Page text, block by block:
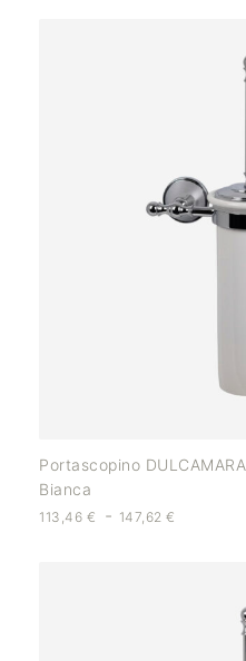
Portascopino
Bianca
113,46 € - 147,62€